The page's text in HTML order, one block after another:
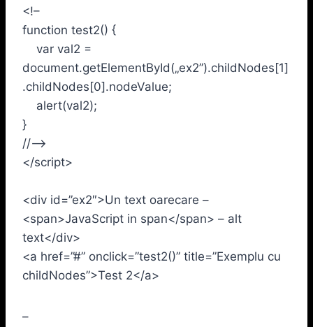
<!–
function test2() {
var val2 =
document.getElementById(„ex2”).childNodes[1]
.childNodes[0].nodeValue;
alert(val2);
}
//–>
</script>
<div id=”ex2″>Un text oarecare –
<span>JavaScript in span</span> – alt
text</div>
<a href=”#” onclick=”test2()” title=”Exemplu cu
childNodes”>Test 2</a>
–